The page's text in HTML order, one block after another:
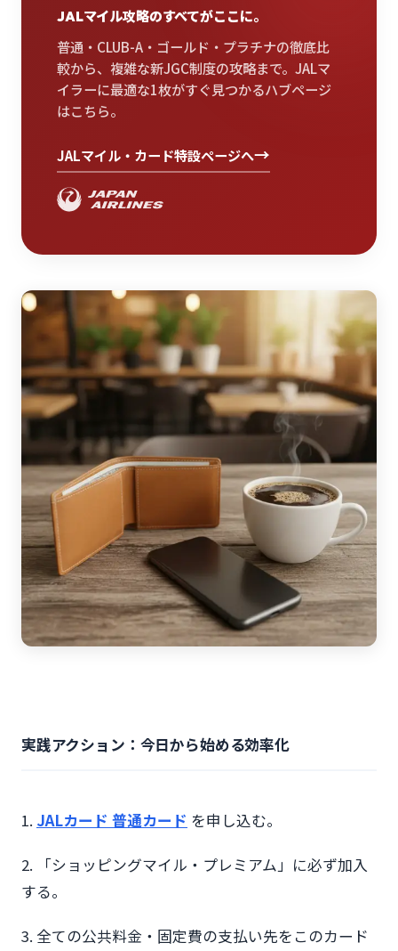
JALマイル攻略のすべてがここに。
普通・CLUB-A・ゴールド・プラチナの徹底比
較から、複雑な新JGC制度の攻略まで。JALマ
イラーに最適な1枚がすぐ見つかるハブページ
はこちら。
JALマイル・カード特設ページへ→
実践アクション：今日から始める効率化
1. JALカード 普通カード を申し込む。
2. 「ショッピングマイル・プレミアム」に必ず加入
する。
3. 全ての公共料金・固定費の支払い先をこのカード